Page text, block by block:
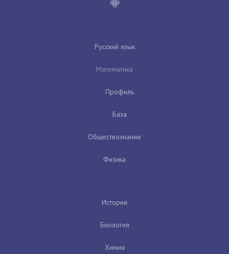
Русский язык
Математика
Профиль
База
Обществознание
Физика
История
Биология
Химия